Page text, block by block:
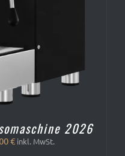
2026
€ inkl. MwSt.